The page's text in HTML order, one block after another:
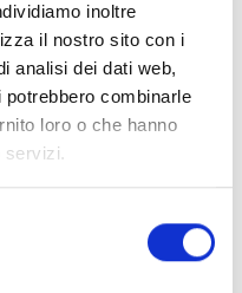
inoltre
il nostro sito con i
analisi dei dati web,
combinarle
loro o che hanno
servizi.
Bvlgari